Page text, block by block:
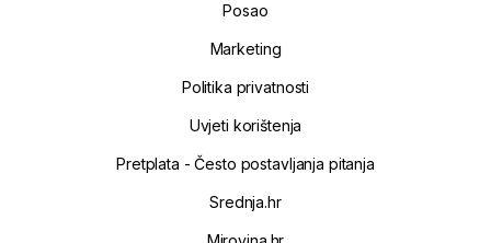
Posao
Marketing
Politika privatnosti
Uvjeti korištenja
Pretplata - Često postavljanja pitanja
Srednja.hr